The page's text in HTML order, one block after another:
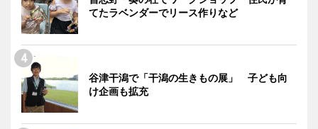
てたラベンダーでリース作りなど
谷津干潟で「干潟の生きもの展」 子ども向
け企画も拡充